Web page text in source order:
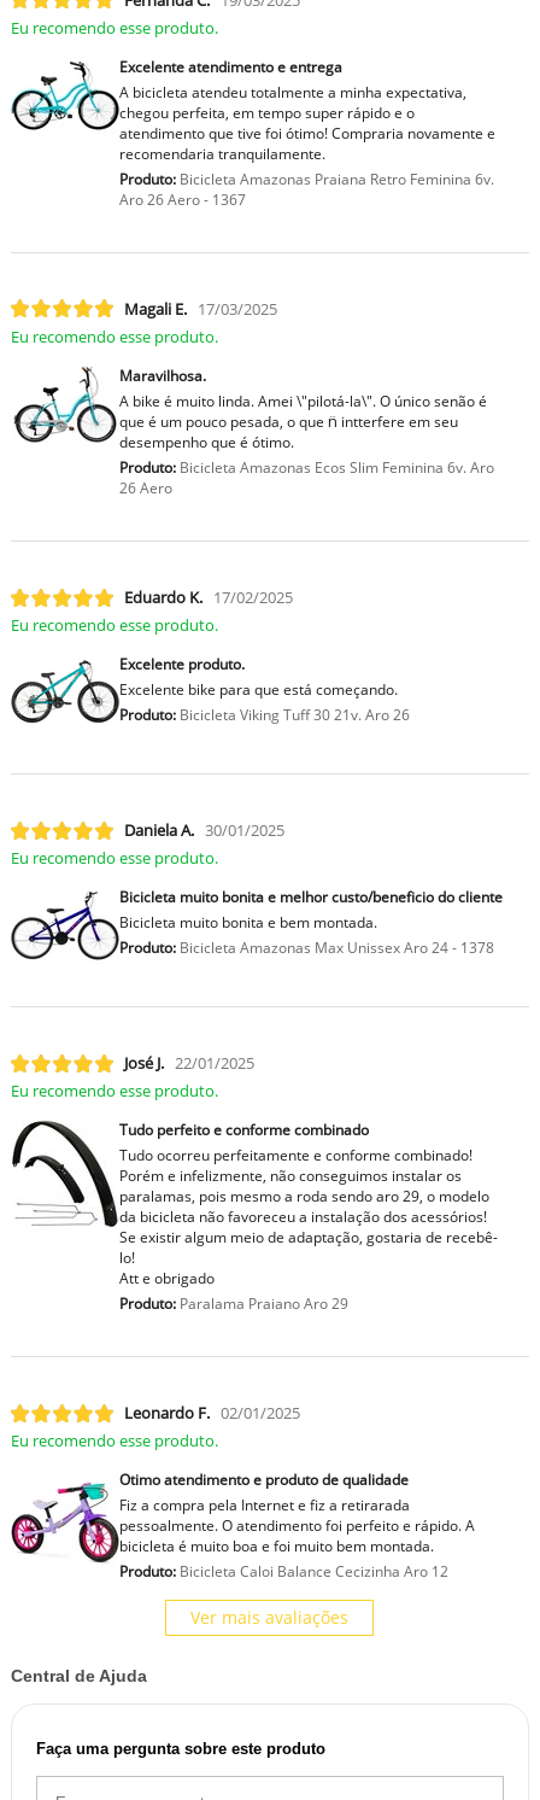
Eu recomendo esse produto.
Excelente atendimento e entrega
A bicicleta atendeu totalmente a minha expectativa,
chegou perfeita, em tempo super rápido e o
atendimento que tive foi ótimo! Compraria novamente e
recomendaria tranquilamente.
Produto:Bicicleta Amazonas Praiana Retro Feminina 6v.
Aro 26 Aero - 1367
Magali E. 17/03/2025
Eu recomendo esse produto.
Maravilhosa.
A bike é muito linda. Amei \"pilotá-la\". O único senão é
que é um pouco pesada, o que n̈ intterfere em seu
desempenho que é ótimo.
Produto:Bicicleta Amazonas Ecos Slim Feminina 6v. Aro
26 Aero
Eduardo K. 17/02/2025
Eu recomendo esse produto.
Excelente produto.
Excelente bike para que está começando.
Produto:Bicicleta Viking Tuff 30 21v. Aro 26
Daniela A. 30/01/2025
Eu recomendo esse produto.
Bicicleta muito bonita e melhor custo/beneficio do cliente
Bicicleta muito bonita e bem montada.
Produto:Bicicleta Amazonas Max Unissex Aro 24 - 1378
José J. 22/01/2025
Eu recomendo esse produto.
Tudo perfeito e conforme combinado
Tudo ocorreu perfeitamente e conforme combinado!
Porém e infelizmente, não conseguimos instalar os
paralamas, pois mesmo a roda sendo aro 29, o modelo
da bicicleta não favoreceu a instalação dos acessórios!
Se existir algum meio de adaptação, gostaria de recebê-
lo!
Att e obrigado
Produto:Paralama Praiano Aro 29
Leonardo F. 02/01/2025
Eu recomendo esse produto.
Otimo atendimento e produto de qualidade
Fiz a compra pela Internet e fiz a retirarada
pessoalmente. O atendimento foi perfeito e rápido. A
bicicleta é muito boa e foi muito bem montada.
Produto:Bicicleta Caloi Balance Cecizinha Aro 12
Ver mais avaliações
Central de Ajuda
Faça uma pergunta sobre este produto